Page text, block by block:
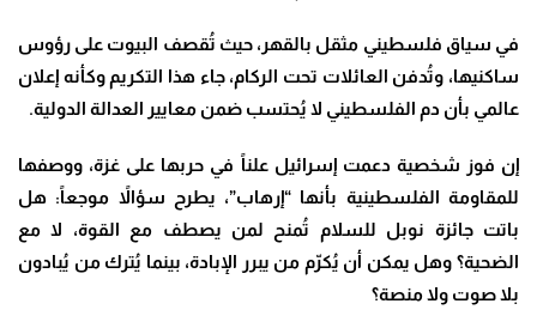
في سياق فلسطيني مثقل بالقهر، حيث تُقصف البيوت على رؤوس
ساكنيها، وتُدفن العائلات تحت الركام، جاء هذا التكريم وكأنه إعلان
عالمي بأن دم الفلسطيني لا يُحتسب ضمن معايير العدالة الدولية.
إن فوز شخصية دعمت إسرائيل علناً في حربها على غزة، ووصفها
للمقاومة الفلسطينية بأنها “إرهاب”، يطرح سؤالاً موجعاً: هل
باتت جائزة نوبل للسلام تُمنح لمن يصطف مع القوة، لا مع
الضحية؟ وهل يمكن أن يُكرّم من يبرر الإبادة، بينما يُترك من يُبادون
بلا صوت ولا منصة؟